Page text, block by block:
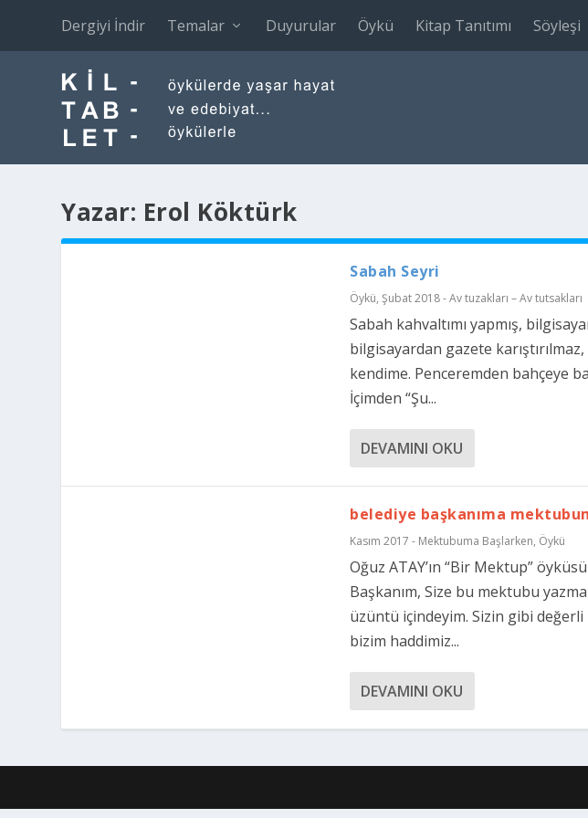
Dergiyi İndir Temalar Duyurular Öykü Kitap Tanıtımı Söyleşi
Yazar: Erol Köktürk
Sabah Seyri
Öykü,Şubat 2018 - Av tuzakları – Av tutsakları
Sabah kahvaltımı yapmış,
bilgisayardan gazete
kendime. Penceremden bahçeye
İçimden “Şu...
DEVAMINI OKU
belediye başkanıma
Kasım 2017 - Mektubuma Başlarken, Öykü
Oğuz ATAY’ın “Bir Mektup”
Başkanım, Size bu mektubu
üzüntü içindeyim. Sizin gibi
bizim haddimiz...
DEVAMINI OKU